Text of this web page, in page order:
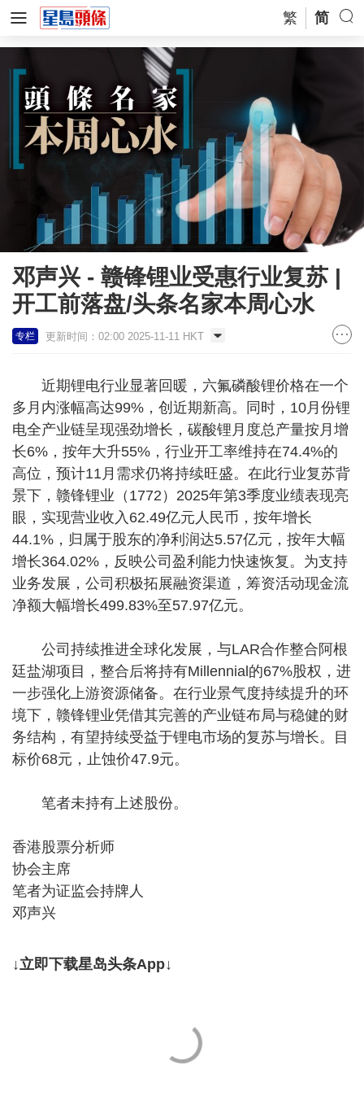
繁 简
邓声兴 - 赣锋锂业受惠行业复苏 |
开工前落盘/头条名家本周心水
专栏 更新时间：02:00 2025-11-11 HKT
近期锂电行业显著回暖，六氟磷酸锂价格在一个
多月内涨幅高达99%，创近期新高。同时，10月份锂
电全产业链呈现强劲增长，碳酸锂月度总产量按月增
长6%，按年大升55%，行业开工率维持在74.4%的
高位，预计11月需求仍将持续旺盛。在此行业复苏背
景下，赣锋锂业（1772）2025年第3季度业绩表现亮
眼，实现营业收入62.49亿元人民币，按年增长
44.1%，归属于股东的净利润达5.57亿元，按年大幅
增长364.02%，反映公司盈利能力快速恢复。为支持
业务发展，公司积极拓展融资渠道，筹资活动现金流
净额大幅增长499.83%至57.97亿元。
公司持续推进全球化发展，与LAR合作整合阿根
廷盐湖项目，整合后将持有Millennial的67%股权，进
一步强化上游资源储备。在行业景气度持续提升的环
境下，赣锋锂业凭借其完善的产业链布局与稳健的财
务结构，有望持续受益于锂电市场的复苏与增长。目
标价68元，止蚀价47.9元。
笔者未持有上述股份。
香港股票分析师
协会主席
笔者为证监会持牌人
邓声兴
↓立即下载星岛头条App↓